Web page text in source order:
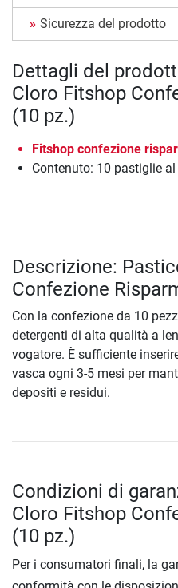
Sicurezza del prodotto
Dettagli del
Cloro Fitshop
(10 pz.)
Fitshop confezione
Contenuto: 10 pastiglie
Descrizione:
Confezione
Con la confezione da 10
detergenti di alta qualità a
vogatore. È sufficiente
vasca ogni 3-5 mesi per
depositi e residui.
Condizioni di
Cloro Fitshop
(10 pz.)
Per i consumatori finali, la